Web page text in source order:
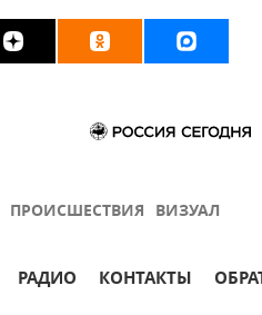
ПРОИСШЕСТВИЯ ВИЗУАЛ
РАДИО КОНТАКТЫ